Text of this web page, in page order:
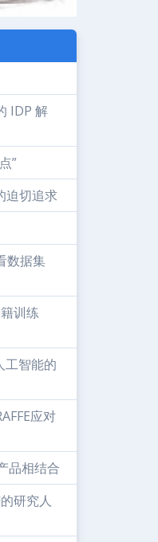
IDP 解
”
迫切追求
数据集
训练
工智能的
应对
品相结合
研究人